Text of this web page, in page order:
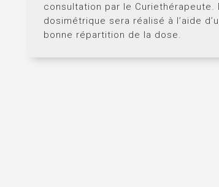
consultation par le Curiethérapeute.
dosimétrique sera réalisé à l’aide
bonne répartition de la dose.